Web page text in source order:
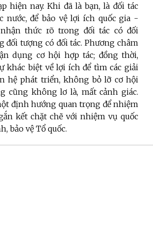
hiện nay. Khi đã là bạn, là đối tác
nước, để bảo vệ lợi ích quốc gia -
thức rõ trong đối tác có đối
đối tượng có đối tác. Phương châm
dụng cơ hội hợp tác; đồng thời,
khác biệt về lợi ích để tìm các giải
hệ phát triển, không bỏ lỡ cơ hội
cũng không lơ là, mất cảnh giác.
định hướng quan trọng để nhiệm
kết chặt chẽ với nhiệm vụ quốc
bảo vệ Tổ quốc.